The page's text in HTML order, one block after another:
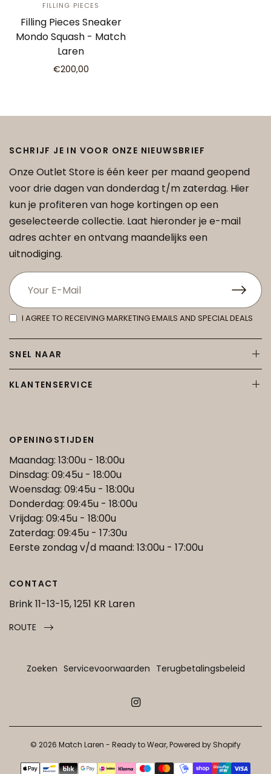
FILLING PIECES
Filling Pieces Sneaker
Mondo Squash - Match
Laren
€200,00
SCHRIJF JE IN VOOR ONZE NIEUWSBRIEF
Onze Outlet Store is één keer per maand geopend
voor drie dagen van donderdag t/m zaterdag. Hier
kun je profiteren van hoge kortingen op een
geselecteerde collectie. Laat hieronder je e-mail
adres achter en ontvang maandelijks een
uitnodiging.
I AGREE TO RECEIVING MARKETING EMAILS AND SPECIAL DEALS
SNEL NAAR
KLANTENSERVICE
OPENINGSTIJDEN
Maandag: 13:00u - 18:00u
Dinsdag: 09:45u - 18:00u
Woensdag: 09:45u - 18:00u
Donderdag: 09:45u - 18:00u
Vrijdag: 09:45u - 18:00u
Zaterdag: 09:45u - 17:30u
Eerste zondag v/d maand: 13:00u - 17:00u
CONTACT
Brink 11-13-15, 1251 KR Laren
ROUTE
Zoeken Servicevoorwaarden Terugbetalingsbeleid
© 2026 Match Laren - Ready to Wear, Powered by Shopify